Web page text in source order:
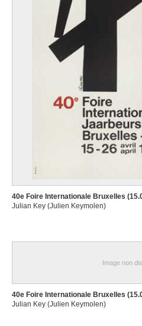
40e Foire Internationale Bruxelles
Julian Key (Julien Keymolen)
Image non
40e Foire Internationale Bruxelles
Julian Key (Julien Keymolen)